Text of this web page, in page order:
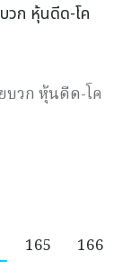
วก หุ้นดีด-โค
บวก หุ้นดีด-โค
165
166